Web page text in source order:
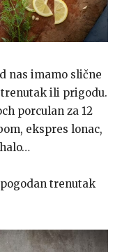
nas imamo slične
ili prigodu.
porculan za 12
ekspres lonac,
trenutak